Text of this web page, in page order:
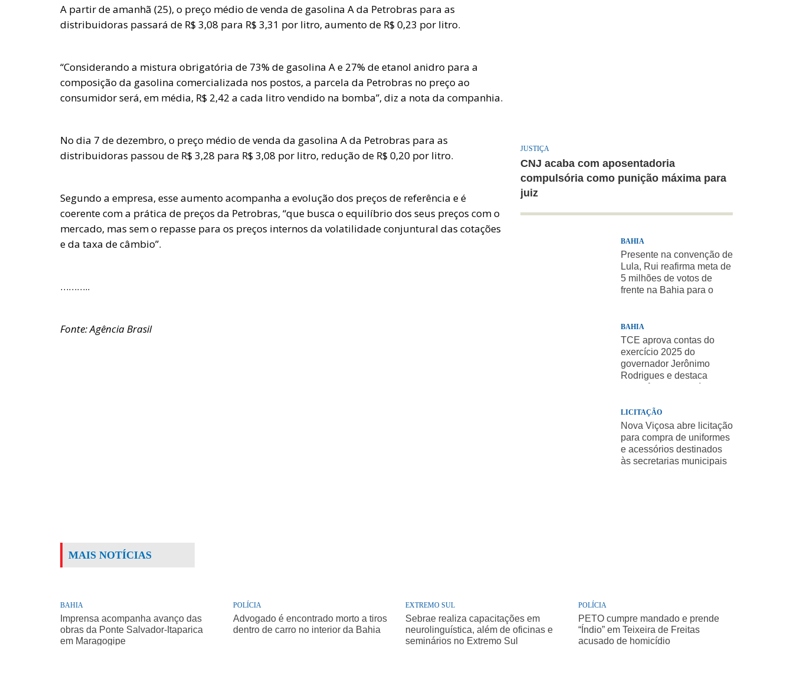
A partir de amanhã (25), o preço médio de venda de gasolina A da Petrobras para as
distribuidoras passará de R$ 3,08 para R$ 3,31 por litro, aumento de R$ 0,23 por litro.
“Considerando a mistura obrigatória de 73% de gasolina A e 27% de etanol anidro para a
composição da gasolina comercializada nos postos, a parcela da Petrobras no preço ao
consumidor será, em média, R$ 2,42 a cada litro vendido na bomba”, diz a nota da companhia.
No dia 7 de dezembro, o preço médio de venda da gasolina A da Petrobras para as
distribuidoras passou de R$ 3,28 para R$ 3,08 por litro, redução de R$ 0,20 por litro.
Segundo a empresa, esse aumento acompanha a evolução dos preços de referência e é
coerente com a prática de preços da Petrobras, “que busca o equilíbrio dos seus preços com o
mercado, mas sem o repasse para os preços internos da volatilidade conjuntural das cotações
e da taxa de câmbio”.
………..
Fonte: Agência Brasil
JUSTIÇA
CNJ acaba com aposentadoria
compulsória como punição máxima para
juiz
BAHIA
Presente na convenção de
Lula, Rui reafirma meta de
5 milhões de votos de
frente na Bahia para o
BAHIA
TCE aprova contas do
exercício 2025 do
governador Jerônimo
Rodrigues e destaca
LICITAÇÃO
Nova Viçosa abre licitação
para compra de uniformes
e acessórios destinados
às secretarias municipais
MAIS NOTÍCIAS
BAHIA
Imprensa acompanha avanço das
obras da Ponte Salvador-Itaparica
em Maragogipe
POLÍCIA
Advogado é encontrado morto a tiros
dentro de carro no interior da Bahia
EXTREMO SUL
Sebrae realiza capacitações em
neurolinguística, além de oficinas e
seminários no Extremo Sul
POLÍCIA
PETO cumpre mandado e prende
“Índio” em Teixeira de Freitas
acusado de homicídio